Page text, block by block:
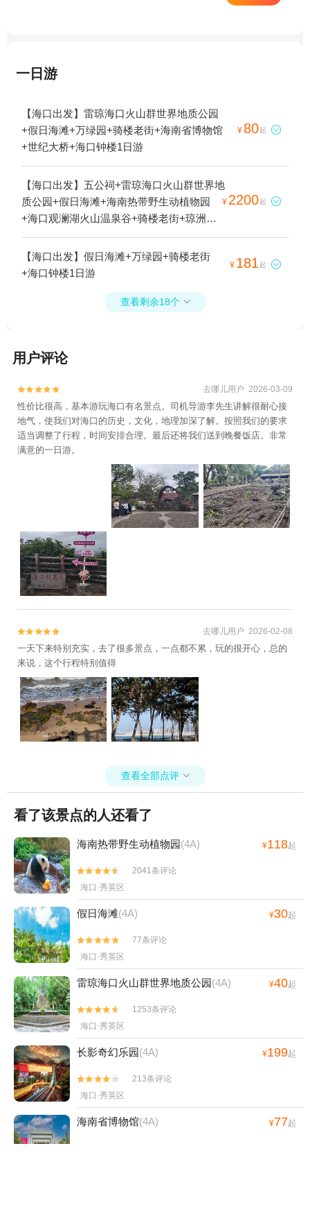
一日游
【海口出发】雷琼海口火山群世界地质公园
+假日海滩+万绿园+骑楼老街+海南省博物馆
+世纪大桥+海口钟楼1日游
¥ 80起 
【海口出发】五公祠+雷琼海口火山群世界地
质公园+假日海滩+海南热带野生动植物园
+海口观澜湖火山温泉谷+骑楼老街+琼洲文
化风情街+观澜湖华谊冯小刚电影公社+海口
铭投山庄+东寨港红树林+海口本地玩乐+泰
迪熊博物馆+海南省博物馆+天鹅湖动物基地
+桂林洋国家热带农业公园+长影奇幻乐园
艇会1日游
¥ 2200起 
【海口出发】假日海滩+万绿园+骑楼老街
+海口钟楼1日游
¥ 181 起 
查看剩余18个 
用户评论

 去哪儿用户 2026-03-09
性价比很高，基本游玩海口有名景点。司机导游李先生讲解很耐心接
地气，使我们对海口的历史，文化，地理加深了解。按照我们的要求
适当调整了行程，时间安排合理。最后还将我们送到晚餐饭店。非常
满意的一日游。

 去哪儿用户 2026-02-08
一天下来特别充实，去了很多景点，一点都不累，玩的很开心，总的
来说，这个行程特别值得
查看全部点评 
看了该景点的人还看了
海南热带野生动植物园(4A) ¥118起


2041条评论
海口·秀英区
假日海滩(4A) ¥30起


77条评论
海口·秀英区
雷琼海口火山群世界地质公园(4A) ¥40起


1253条评论
海口·秀英区
长影奇幻乐园(4A) ¥199起


213条评论
海口·秀英区
海南省博物馆(4A) ¥77起